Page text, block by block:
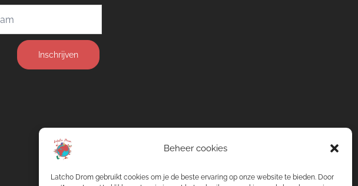
Beheer cookies
Latcho Drom gebruikt cookies om je de beste ervaring op onze website te bieden. Door
Inschrijven